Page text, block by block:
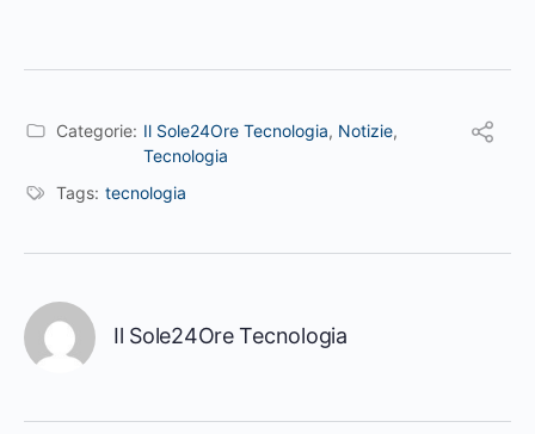
Categorie: Il Sole24Ore Tecnologia, Notizie,
Tecnologia
Tags: tecnologia
Il Sole24Ore Tecnologia